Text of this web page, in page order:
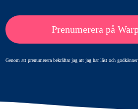
Prenumerera på
Genom att prenumerera bekräftar jag att jag har läst och godkänner